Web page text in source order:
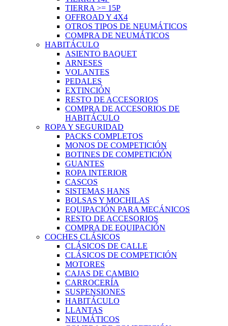
TIERRA >= 15P
OFFROAD Y 4X4
OTROS TIPOS DE NEUMÁTICOS
COMPRA DE NEUMÁTICOS
HABITÁCULO
ASIENTO BAQUET
ARNESES
VOLANTES
PEDALES
EXTINCIÓN
RESTO DE ACCESORIOS
COMPRA DE ACCESORIOS DE
HABITÁCULO
ROPA Y SEGURIDAD
PACKS COMPLETOS
MONOS DE COMPETICIÓN
BOTINES DE COMPETICIÓN
GUANTES
ROPA INTERIOR
CASCOS
SISTEMAS HANS
BOLSAS Y MOCHILAS
EQUIPACIÓN PARA MECÁNICOS
RESTO DE ACCESORIOS
COMPRA DE EQUIPACIÓN
COCHES CLÁSICOS
CLÁSICOS DE CALLE
CLÁSICOS DE COMPETICIÓN
MOTORES
CAJAS DE CAMBIO
CARROCERÍA
SUSPENSIONES
HABITÁCULO
LLANTAS
NEUMÁTICOS